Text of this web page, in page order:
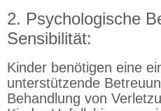
2. Psychologische
Sensibilität:
Kinder benötigen eine
unterstützende
Behandlung von